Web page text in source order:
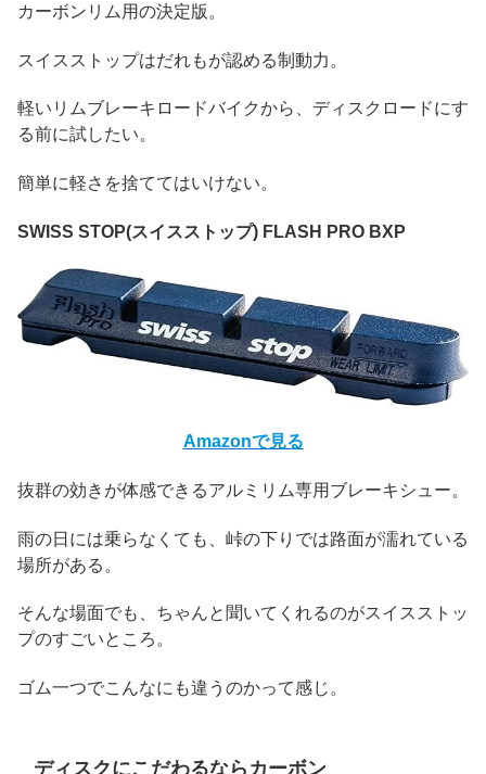
カーボンリム用の決定版。
スイスストップはだれもが認める制動力。
軽いリムブレーキロードバイクから、ディスクロードにす
る前に試したい。
簡単に軽さを捨ててはいけない。
SWISS STOP(スイスストップ) FLASH PRO BXP
Amazonで見る
抜群の効きが体感できるアルミリム専用ブレーキシュー。
雨の日には乗らなくても、峠の下りでは路面が濡れている
場所がある。
そんな場面でも、ちゃんと聞いてくれるのがスイスストッ
プのすごいところ。
ゴム一つでこんなにも違うのかって感じ。
ディスクにこだわるならカーボン